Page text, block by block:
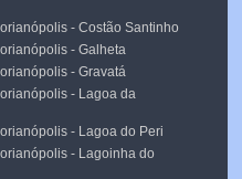
- Costão Santinho
- Galheta
- Gravatá
- Lagoa da
- Lagoa do Peri
- Lagoinha do